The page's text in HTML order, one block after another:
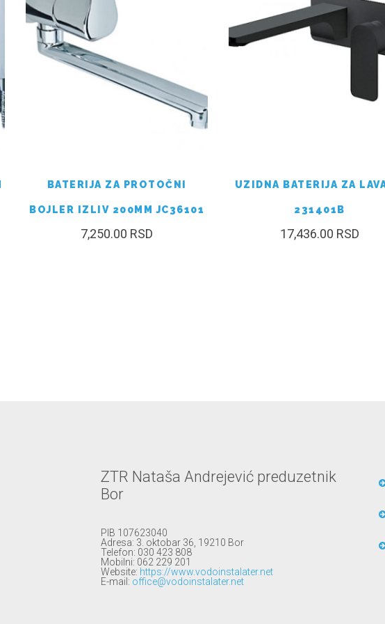
BATERIJA ZA PROTOČNI
BOJLER IZLIV 200MM JC36101
7,250.00 RSD
UZIDNA BATERIJA ZA
231401B
17,436.00 RSD
ZTR Nataša Andrejević preduzetnik
Bor
PIB 107623040
Adresa: 3. oktobar 36, 19210 Bor
Telefon: 030 423 808
Mobilni: 062 229 201
Website: https://www.vodoinstalater.net
E-mail: office@vodoinstalater.net